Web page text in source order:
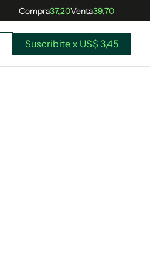
Compra37,20Venta39,70
Suscribite x US$ 3,45